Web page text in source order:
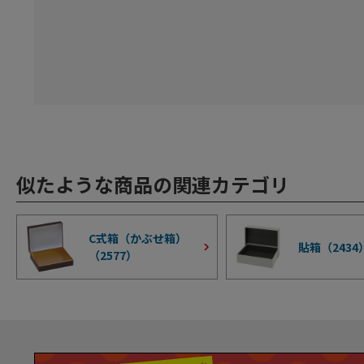
似たような商品の関連カテゴリ
C式箱（かぶせ箱）
（2577）
貼箱（2434